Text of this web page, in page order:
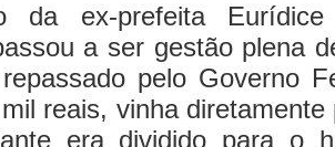
da ex-prefeita Eurídice
a ser gestão plena
pelo Governo
reais, vinha
era dividido para o